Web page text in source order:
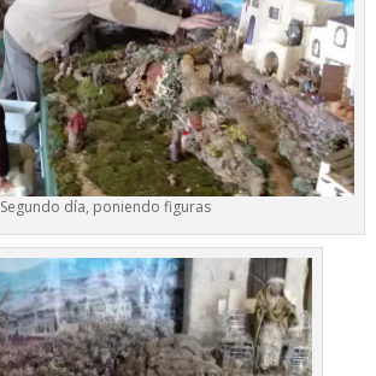
Segundo día, poniendo figuras